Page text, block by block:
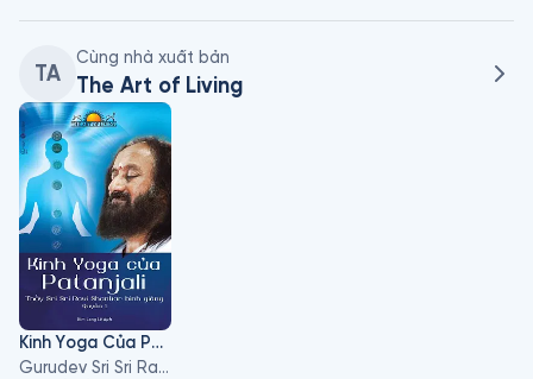
TA
Cùng nhà xuất bản
The Art of Living
Kinh Yoga Của Patanjali
Gurudev Sri Sri Ravi Shankar